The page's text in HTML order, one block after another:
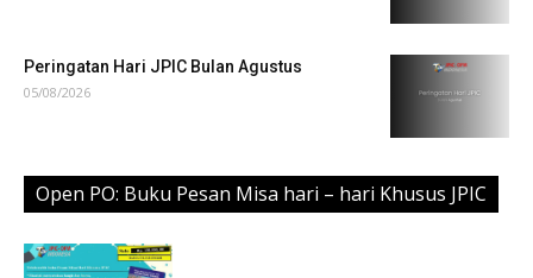
Peringatan Hari JPIC Bulan Agustus
05/08/2026
Open PO: Buku Pesan Misa hari – hari Khusus JPIC